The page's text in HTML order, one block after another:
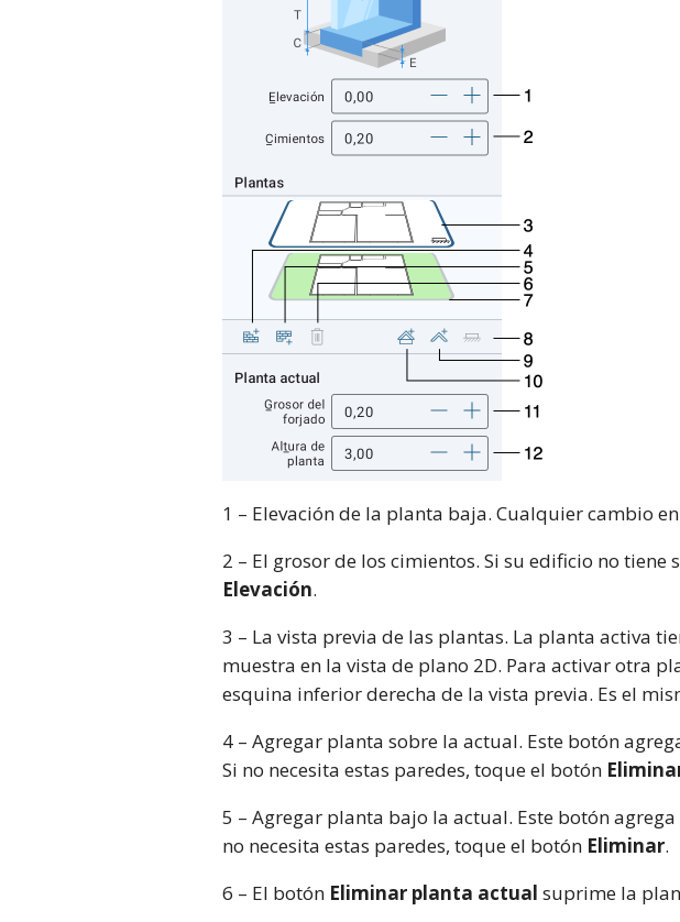
1 – Elevación de la planta baja. Cualquier cambio
2 – El grosor de los cimientos. Si su edificio no tiene
Elevación.
3 – La vista previa de las plantas. La planta activa
muestra en la vista de plano 2D. Para activar otra
esquina inferior derecha de la vista previa. Es el
4 – Agregar planta sobre la actual. Este botón
Si no necesita estas paredes, toque el botón
5 – Agregar planta bajo la actual. Este botón
no necesita estas paredes, toque el botón Eliminar.
6 – El botón Eliminar planta actual suprime la